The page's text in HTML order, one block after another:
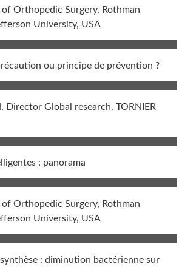
of Orthopedic Surgery, Rothman
University, USA
ou principe de prévention ?
Director Global research, TORNIER
: panorama
of Orthopedic Surgery, Rothman
University, USA
: diminution bactérienne sur